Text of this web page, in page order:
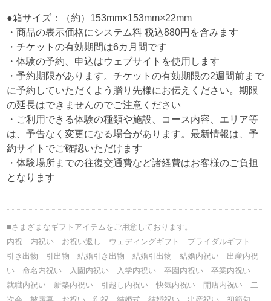
●箱サイズ：（約）153mm×153mm×22mm
・商品の表示価格にシステム料 税込880円を含みます
・チケットの有効期間は6カ月間です
・体験の予約、申込はウェブサイトを使用します
・予約期限があります。チケットの有効期限の2週間前まで
に予約していただくよう贈り先様にお伝えください。期限
の延長はできませんのでご注意ください
・ご利用できる体験の種類や施設、コース内容、エリア等
は、予告なく変更になる場合があります。最新情報は、予
約サイトでご確認いただけます
・体験場所までの往復交通費など諸経費はお客様のご負担
となります
■さまざまなギフトアイテムをご用意しております。
内祝 内祝い お祝い返し ウェディングギフト ブライダルギフト
引き出物 引出物 結婚引き出物 結婚引出物 結婚内祝い 出産内祝
い 命名内祝い 入園内祝い 入学内祝い 卒園内祝い 卒業内祝い
就職内祝い 新築内祝い 引越し内祝い 快気内祝い 開店内祝い 二